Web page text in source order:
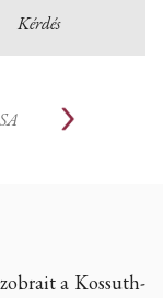
Kérdés
a Kossuth-